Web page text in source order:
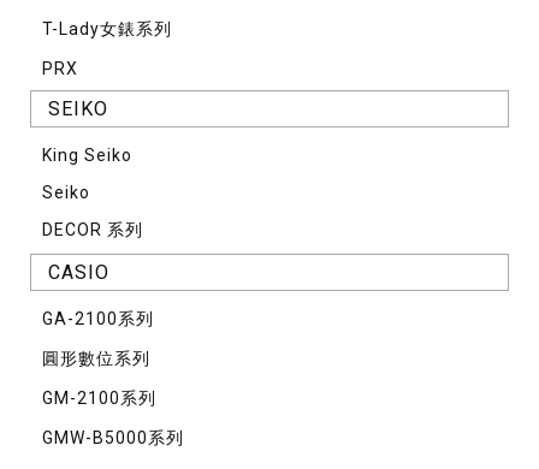
T-Lady女錶系列
PRX
SEIKO
King Seiko
Seiko
DECOR 系列
CASIO
GA-2100系列
圓形數位系列
GM-2100系列
GMW-B5000系列